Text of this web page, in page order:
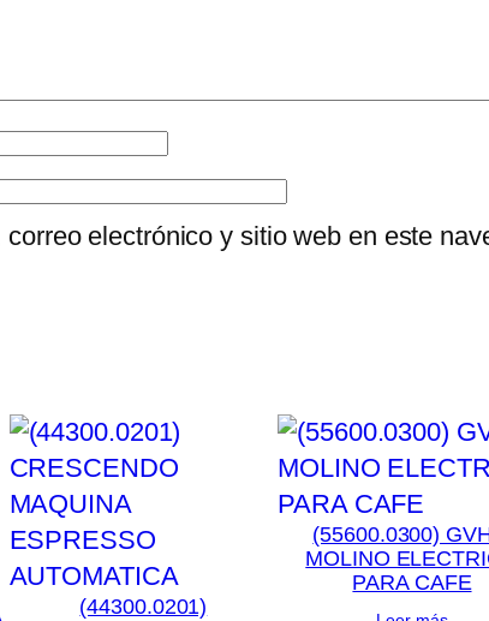
electrónico y sitio web en este
(44300.0201)
(55600.0300)
MOLINO
PARA CAFE